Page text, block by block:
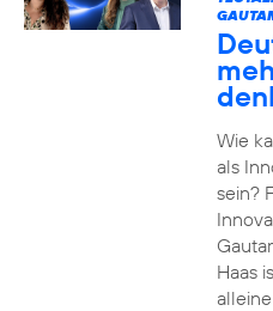
Wie
als
sein?
Haas